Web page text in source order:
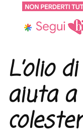
L’olio
aiuta